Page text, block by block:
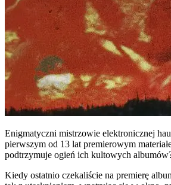
Enigmatyczni mistrzowie elektronicznej
pierwszym od 13 lat premierowym
podtrzymuje ogień ich kultowych
Kiedy ostatnio czekaliście na premierę